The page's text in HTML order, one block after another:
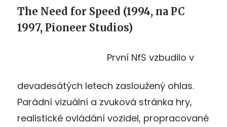
The Need for Speed (1994, na PC
1997, Pioneer Studios)
První NfS vzbudilo v
devadesátých letech zasloužený ohlas.
Parádní vizuální a zvuková stránka hry,
realistické ovládání vozidel, propracované